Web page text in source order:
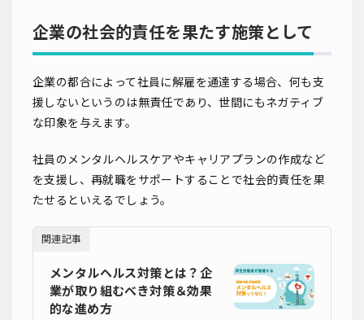
企業の社会的責任を果たす施策として
企業の都合によって社員に解雇を通達する場合、何も支
援しないというのは無責任であり、世間にもネガティブ
な印象を与えます。
社員のメンタルヘルスケアやキャリアプランの作成など
を支援し、再就職をサポートすることで社会的責任を果
たせるといえるでしょう。
関連記事
メンタルヘルス対策とは？企
業が取り組むべき対策＆効果
的な進め方